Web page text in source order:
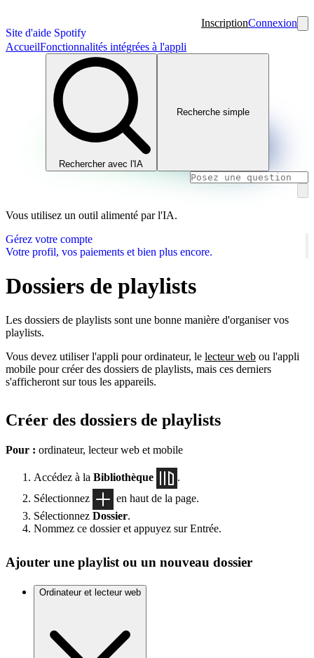
Site d'aide Spotify
InscriptionConnexion
AccueilFonctionnalités intégrées à l'appli
Rechercher avec l'IA
Recherche simple
Vous utilisez un outil alimenté par l'IA.
Gérez votre compte
Votre profil, vos paiements et bien plus encore.
Dossiers de playlists
Les dossiers de playlists sont une bonne manière d'organiser vos
playlists.
Vous devez utiliser l'appli pour ordinateur, le lecteur web ou l'appli
mobile pour créer des dossiers de playlists, mais ces derniers
s'afficheront sur tous les appareils.
Créer des dossiers de playlists
Pour : ordinateur, lecteur web et mobile
Accédez à la Bibliothèque
.
Sélectionnez
en haut de la page.
Sélectionnez Dossier.
Nommez ce dossier et appuyez sur Entrée.
Ajouter une playlist ou un nouveau dossier
Ordinateur et lecteur web